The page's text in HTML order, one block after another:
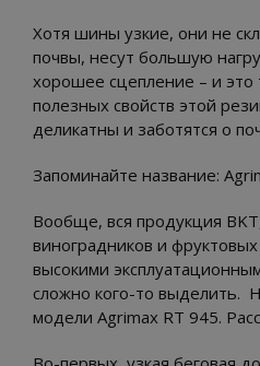
Хотя шины узкие, они не
почвы, несут большую
хорошее сцепление – и это
полезных свойств этой
деликатны и заботятся о
Запоминайте название:
Вообще, вся продукция
виноградников и
высокими
сложно кого-то выделить.
модели Agrimax RT 945.